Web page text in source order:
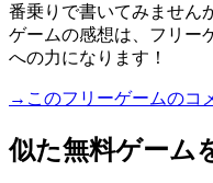
番乗りで書いてみません
ゲームの感想は、フリー
への力になります！
→このフリーゲームのコ
似た無料ゲーム